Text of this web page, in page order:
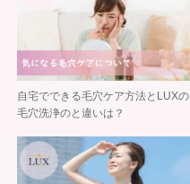
自宅でできる毛穴ケア方法とLUXの
毛穴洗浄のと違いは？